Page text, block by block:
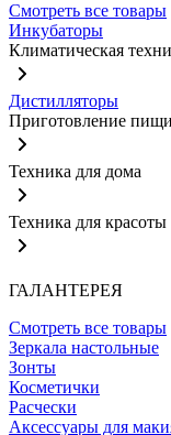
Смотреть все товары
Инкубаторы
Климатическая
Дистилляторы
Приготовление пищи
Техника для дома
Техника для красоты
ГАЛАНТЕРЕЯ
Смотреть все товары
Зеркала настольные
Зонты
Косметички
Расчески
Аксессуары для